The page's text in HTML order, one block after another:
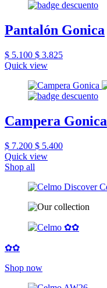
Pantalón Gonica
$ 5.100 $ 3.825
Quick view
Campera Gonica
$ 7.200 $ 5.400
Quick view
Shop all
✿✿
Shop now